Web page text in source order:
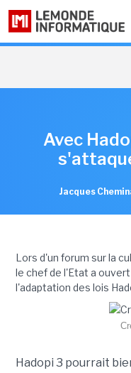
Avec
Jacques
Lors d'un forum sur la
le chef de l'Etat a
l'adaptation des lois
Hadopi 3 pourrait